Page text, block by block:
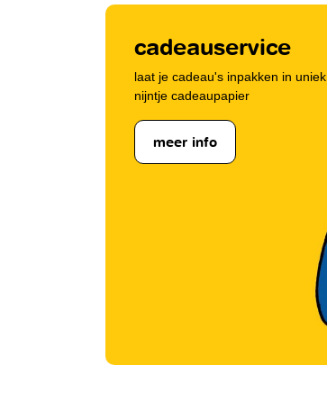
cadeauservice
laat je cadeau's inpakken in uniek
nijntje cadeaupapier
meer info